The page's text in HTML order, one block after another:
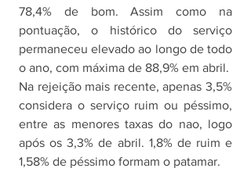
78,4% de bom. Assim como na
pontuação, o histórico do serviço
permaneceu elevado ao longo de todo
o ano, com máxima de 88,9% em abril.
Na rejeição mais recente, apenas 3,5%
considera o serviço ruim ou péssimo,
entre as menores taxas do nao, logo
após os 3,3% de abril. 1,8% de ruim e
1,58% de péssimo formam o patamar.